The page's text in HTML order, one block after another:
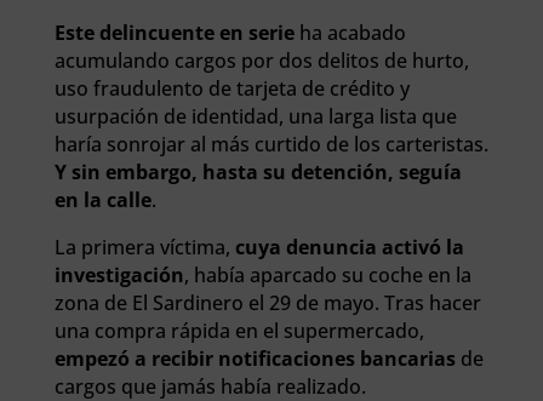
Este delincuente en serieha acabado
acumulando cargos por dos delitos de hurto,
uso fraudulento de tarjeta de crédito y
usurpación de identidad, una larga lista que
haría sonrojar al más curtido de los carteristas.
Y sin embargo, hasta su detención, seguía
en la calle.
La primera víctima, cuya denuncia activó la
investigación, había aparcado su coche en la
zona de El Sardinero el 29 de mayo. Tras hacer
una compra rápida en el supermercado,
empezó a recibir notificaciones bancarias de
cargos que jamás había realizado.